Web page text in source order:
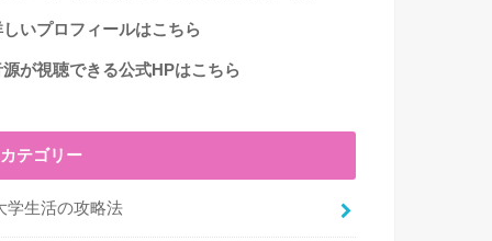
しいプロフィールはこちら
源が視聴できる公式HPはこちら
カテゴリー
学生活の攻略法